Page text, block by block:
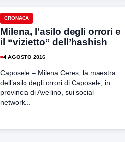
CRONACA
Milena, l’asilo degli orrori e
il “vizietto” dell’hashish
4 AGOSTO 2016
Caposele – Milena Ceres, la maestra
dell’asilo degli orrori di Caposele, in
provincia di Avellino, sui social
network...